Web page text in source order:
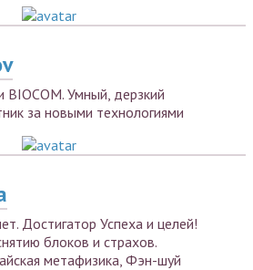
BIOCOM. Умный, дерзкий
за новыми технологиями
Достигатор Успеха и целей!
блоков и страхов.
метафизика, Фэн-шуй